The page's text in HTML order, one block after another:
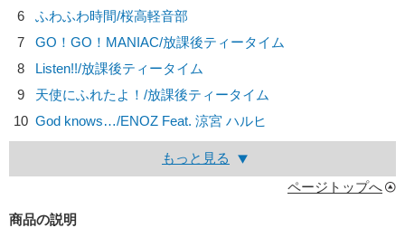
6
ふわふわ時間/桜高軽音部
7
GO！GO！MANIAC/放課後ティータイム
8
Listen!!/放課後ティータイム
9
天使にふれたよ！/放課後ティータイム
10 God knows…/ENOZ Feat. 涼宮 ハルヒ
もっと見る
ページトップへ
商品の説明